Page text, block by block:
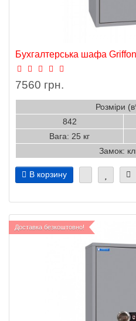
Бухгалтерська шафа
7560 грн.
Розміри
842
Вага: 25 кг
Замок:
В корзину
Доставка безкоштовно!